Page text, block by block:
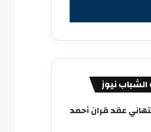
نيوز
عقد قران أحمد